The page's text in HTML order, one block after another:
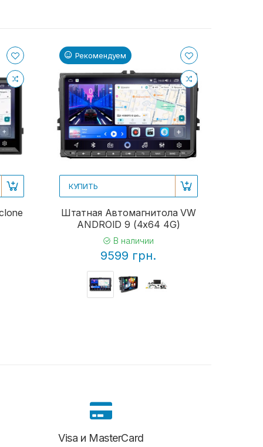
Рекомендуем
КУПИТЬ
Штатная Автомагнитола VW
ANDROID 9 (4x64 4G)
В наличии
9599 грн.
Visa и MasterCard